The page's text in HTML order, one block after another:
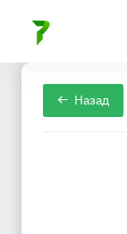
Назад